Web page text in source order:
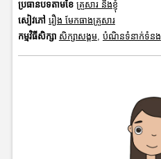
ប្រធានបទតាមខែ គ្រួសារ និងខ្ញុំ
សៀវភៅ រឿង មែកធាងគ្រួសារ
កម្មវិធីសិក្សា សិក្សាសង្គម, បំណិនទំនាក់ទំនង